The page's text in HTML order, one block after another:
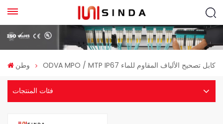
وطن ODVA MPO / MTP IP67 كابل تصحيح الألياف المقاوم للماء
فئات المنتجات